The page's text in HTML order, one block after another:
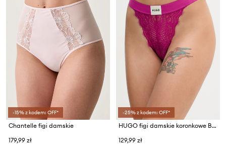
-15% z kodem: OFF*
Chantelle figi damskie
179,99 zł
-25% z kodem: OFF*
HUGO figi damskie koronkowe BRIEF RL LACE
129,99 zł